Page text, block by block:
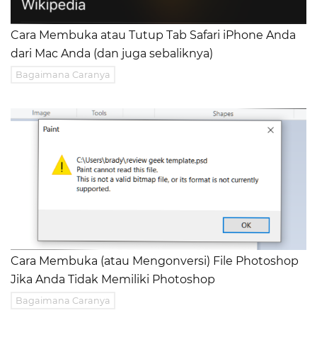
Cara Membuka atau Tutup Tab Safari iPhone Anda
dari Mac Anda (dan juga sebaliknya)
Bagaimana Caranya
Cara Membuka (atau Mengonversi) File Photoshop
Jika Anda Tidak Memiliki Photoshop
Bagaimana Caranya